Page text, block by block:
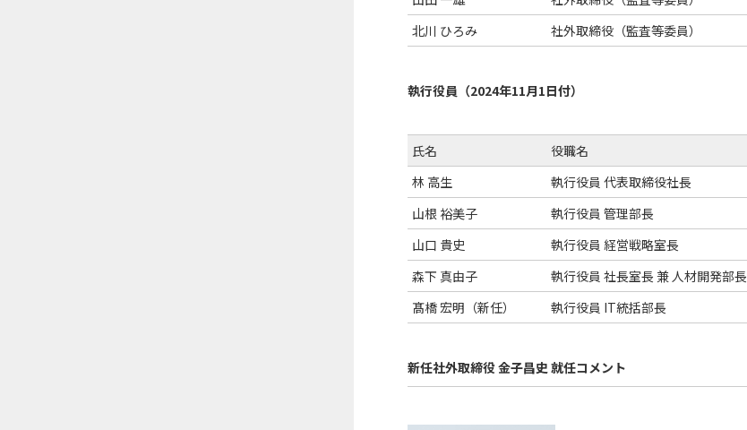
北川 ひろみ
社外取締役（監査等委員）
執行役員（2024年11月1日付）
氏名
役職名
林 高生
執行役員 代表取締役社長
山根 裕美子
執行役員 管理部長
山口 貴史
執行役員 経営戦略室長
森下 真由子
執行役員 社長室長 兼 人材開発部長
髙橋 宏明（新任）
執行役員 IT統括部長
新任社外取締役 金子昌史 就任コメント